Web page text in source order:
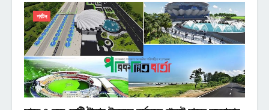
পর্যটন